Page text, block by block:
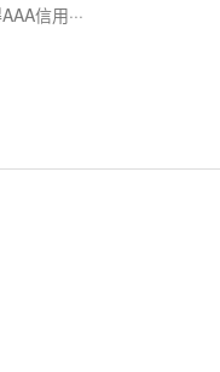
信用···